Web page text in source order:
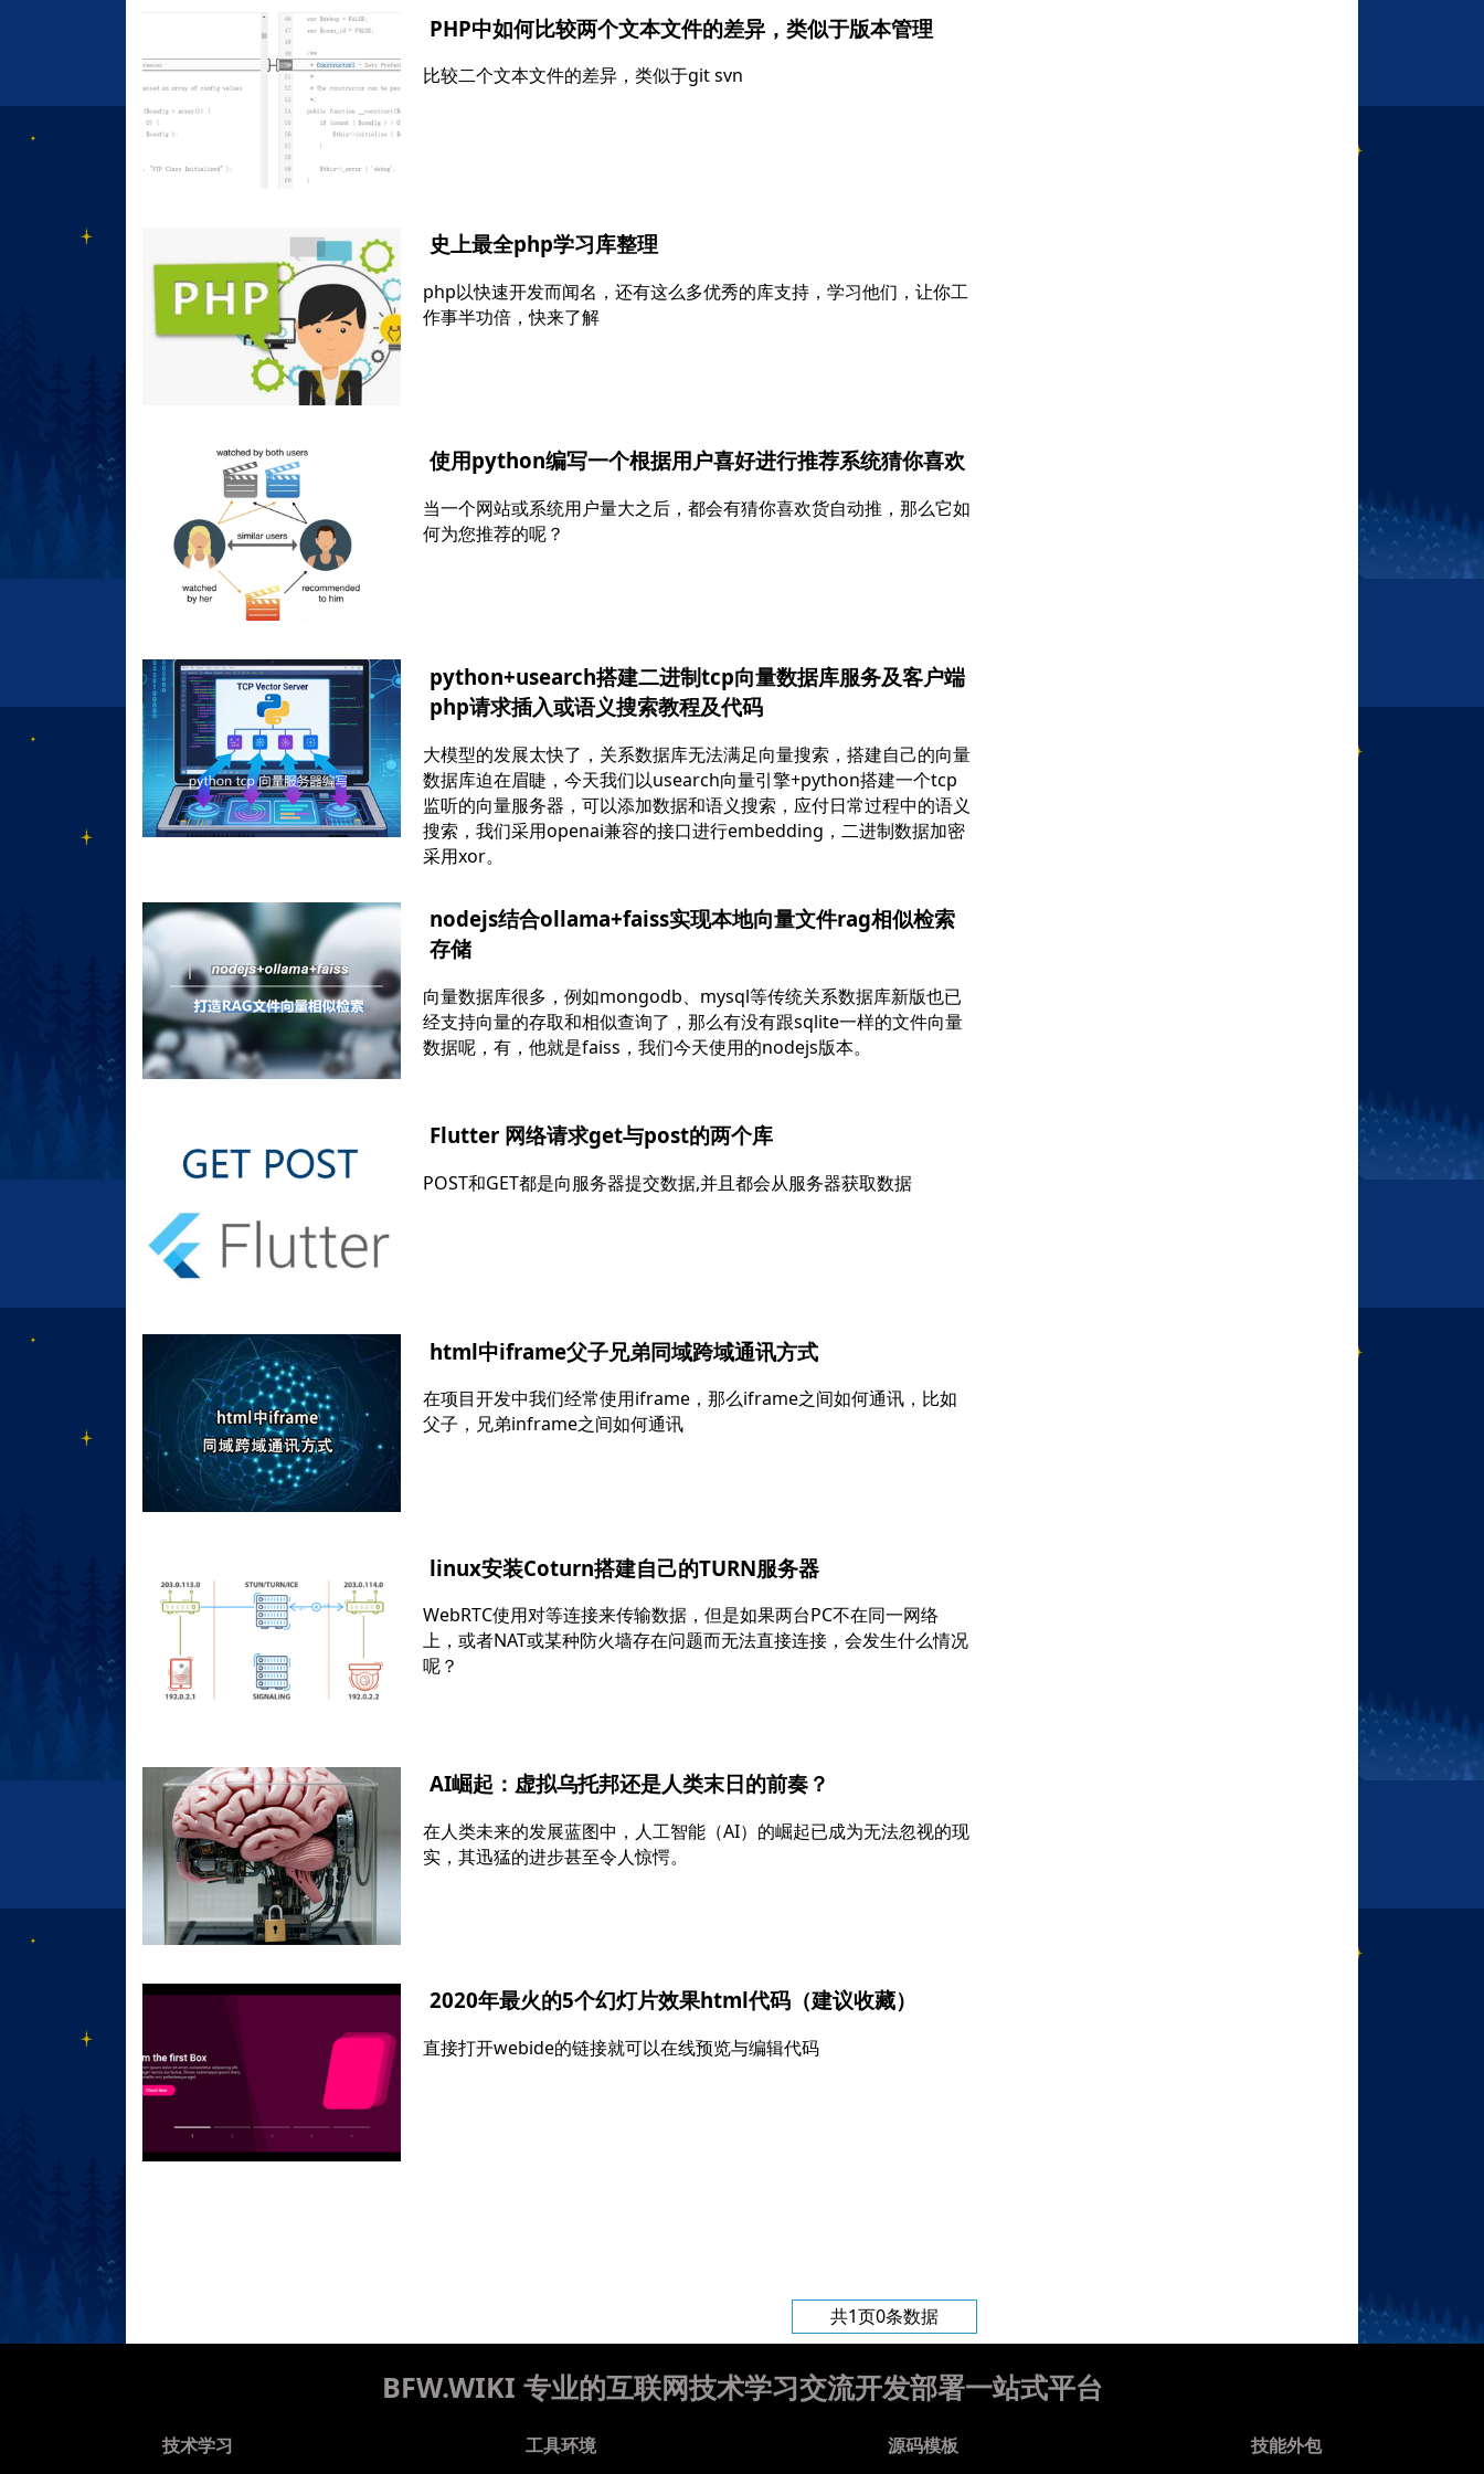
PHP中如何比较两个文本文件的差异，类似于版本管理
比较二个文本文件的差异，类似于git svn
史上最全php学习库整理
php以快速开发而闻名，还有这么多优秀的库支持，学习他们，让你工
作事半功倍，快来了解
使用python编写一个根据用户喜好进行推荐系统猜你喜欢
当一个网站或系统用户量大之后，都会有猜你喜欢货自动推，那么它如
何为您推荐的呢？
python+usearch搭建二进制tcp向量数据库服务及客户端
php请求插入或语义搜索教程及代码
大模型的发展太快了，关系数据库无法满足向量搜索，搭建自己的向量
数据库迫在眉睫，今天我们以usearch向量引擎+python搭建一个tcp
监听的向量服务器，可以添加数据和语义搜索，应付日常过程中的语义
搜索，我们采用openai兼容的接口进行embedding，二进制数据加密
采用xor。
nodejs结合ollama+faiss实现本地向量文件rag相似检索
存储
向量数据库很多，例如mongodb、mysql等传统关系数据库新版也已
经支持向量的存取和相似查询了，那么有没有跟sqlite一样的文件向量
数据呢，有，他就是faiss，我们今天使用的nodejs版本。
Flutter 网络请求get与post的两个库
POST和GET都是向服务器提交数据,并且都会从服务器获取数据
html中iframe父子兄弟同域跨域通讯方式
在项目开发中我们经常使用iframe，那么iframe之间如何通讯，比如
父子，兄弟inframe之间如何通讯
linux安装Coturn搭建自己的TURN服务器
WebRTC使用对等连接来传输数据，但是如果两台PC不在同一网络
上，或者NAT或某种防火墙存在问题而无法直接连接，会发生什么情况
呢？
AI崛起：虚拟乌托邦还是人类末日的前奏？
在人类未来的发展蓝图中，人工智能（AI）的崛起已成为无法忽视的现
实，其迅猛的进步甚至令人惊愕。
2020年最火的5个幻灯片效果html代码（建议收藏）
直接打开webide的链接就可以在线预览与编辑代码
共1页0条数据
BFW.WIKI 专业的互联网技术学习交流开发部署一站式平台
技术学习 工具环境 源码模板 技能外包